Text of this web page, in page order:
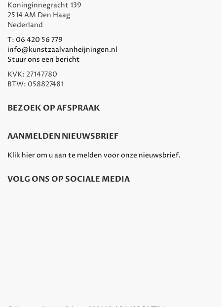
Koninginnegracht 139
2514 AM Den Haag
Nederland
T: 06 420 56 779
info@kunstzaalvanheijningen.nl
Stuur ons een bericht
KVK: 27147780
BTW: 058827481
BEZOEK OP AFSPRAAK
AANMELDEN NIEUWSBRIEF
Klik hier om u aan te melden voor onze nieuwsbrief.
VOLG ONS OP SOCIALE MEDIA